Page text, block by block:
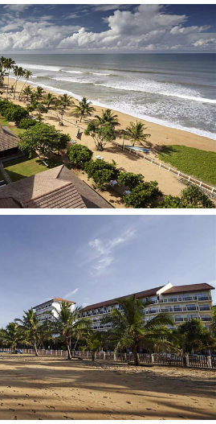
kafejnīcās, bāros un citās
vietās tiek pasniegti pēc
un ir par papildus samaksu
plānu.
viesnīcu, viesnīcas pakalpojumu
un cenas var tikt mainītas
lapā tiek pārvaldīta un atjaunota
operators nenes atbildību
izvietota šajā mājas lapā).